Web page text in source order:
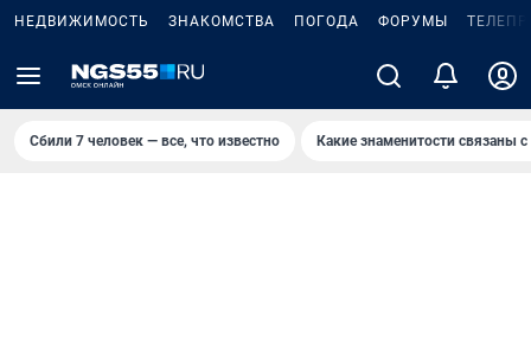
НЕДВИЖИМОСТЬ ЗНАКОМСТВА ПОГОДА ФОРУМЫ
Сбили 7 человек — все, что известно Какие знаменитости связаны